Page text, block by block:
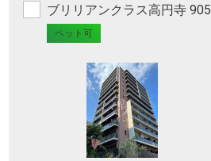
ブリリアンクラス高円寺 905
ペット可